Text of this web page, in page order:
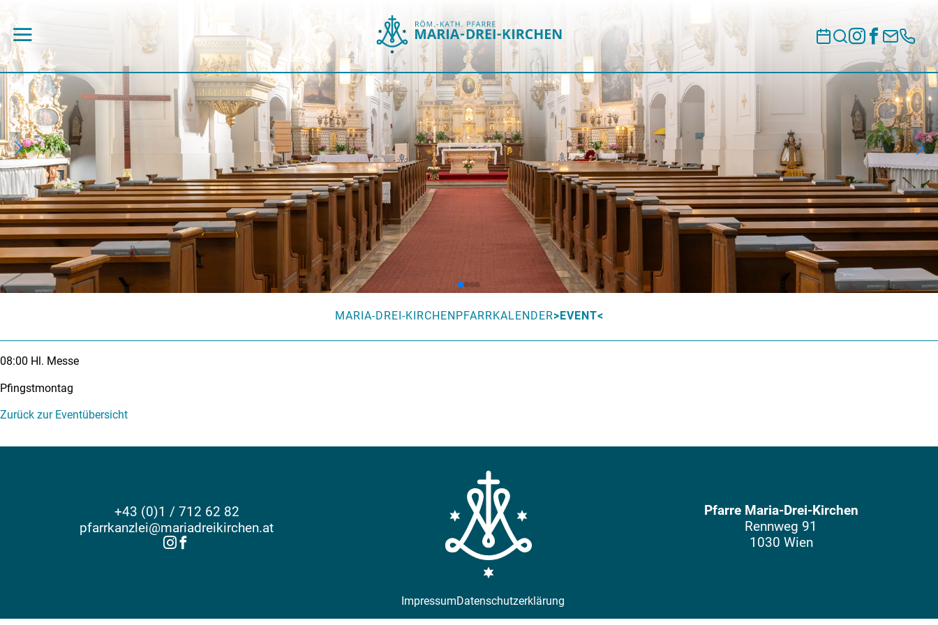
MARIA-DREI-KIRCHENPFARRKALENDER EVENT
08:00 Hl. Messe
Pfingstmontag
Zurück zur Eventübersicht
+43 (0)1 / 712 62 82
pfarrkanzlei@mariadreikirchen.at
Pfarre Maria-Drei-Kirchen
Rennweg 91
1030 Wien
ImpressumDatenschutzerklärung